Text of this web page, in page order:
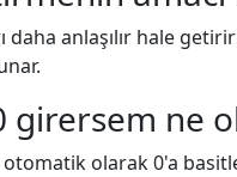
anlaşılır hale getirir
girersem ne
olarak 0'a